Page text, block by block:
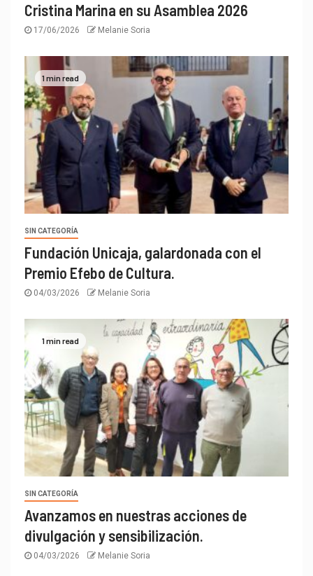
Cristina Marina en su Asamblea 2026
17/06/2026 Melanie Soria
1 min read
SIN CATEGORÍA
Fundación Unicaja, galardonada con el
Premio Efebo de Cultura.
04/03/2026 Melanie Soria
1 min read
SIN CATEGORÍA
Avanzamos en nuestras acciones de
divulgación y sensibilización.
04/03/2026 Melanie Soria